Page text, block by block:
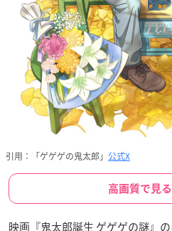
引用：「ゲゲゲの鬼太郎」 公式X
高画質で見
映画『鬼太郎誕生 ゲゲゲの謎』